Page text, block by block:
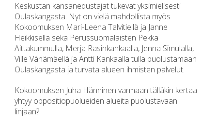
Keskustan kansanedustajat tukevat yksimielisesti
Oulaskangasta. Nyt on vielä mahdollista myös
Kokoomuksen Mari-Leena Talvitiellä ja Janne
Heikkisellä sekä Perussuomalaisten Pekka
Aittakummulla, Merja Rasinkankaalla, Jenna Simulalla,
Ville Vähämäellä ja Antti Kankaalla tulla puolustamaan
Oulaskangasta ja turvata alueen ihmisten palvelut.
Kokoomuksen Juha Hänninen varmaan tälläkin kertaa
yhtyy oppositiopuolueiden alueita puolustavaan
linjaan?